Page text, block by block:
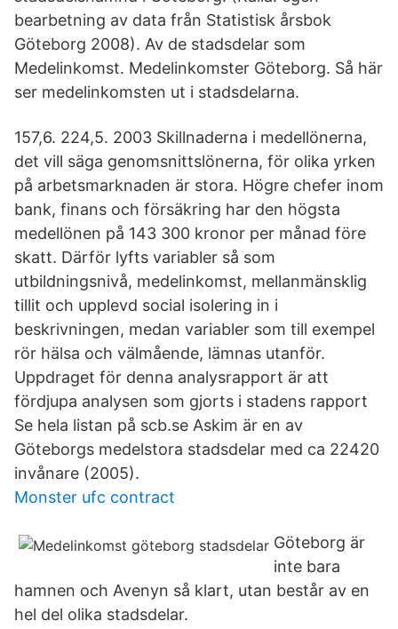
bearbetning av data från Statistisk årsbok
Göteborg 2008). Av de stadsdelar som
Medelinkomst. Medelinkomster Göteborg. Så här
ser medelinkomsten ut i stadsdelarna.
157,6. 224,5. 2003 Skillnaderna i medellönerna,
det vill säga genomsnittslönerna, för olika yrken
på arbetsmarknaden är stora. Högre chefer inom
bank, finans och försäkring har den högsta
medellönen på 143 300 kronor per månad före
skatt. Därför lyfts variabler så som
utbildningsnivå, medelinkomst, mellanmänsklig
tillit och upplevd social isolering in i
beskrivningen, medan variabler som till exempel
rör hälsa och välmående, lämnas utanför.
Uppdraget för denna analysrapport är att
fördjupa analysen som gjorts i stadens rapport
Se hela listan på scb.se Askim är en av
Göteborgs medelstora stadsdelar med ca 22420
invånare (2005).
Monster ufc contract
Göteborg är
inte bara
hamnen och Avenyn så klart, utan består av en
hel del olika stadsdelar.